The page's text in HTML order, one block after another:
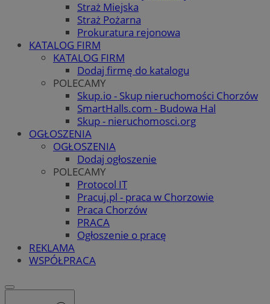
Straż Miejska
Straż Pożarna
Prokuratura rejonowa
KATALOG FIRM
KATALOG FIRM
Dodaj firmę do katalogu
POLECAMY
Skup.io - Skup nieruchomości Chorzów
SmartHalls.com - Budowa Hal
Skup - nieruchomosci.org
OGŁOSZENIA
OGŁOSZENIA
Dodaj ogłoszenie
POLECAMY
Protocol IT
Pracuj.pl - praca w Chorzowie
Praca Chorzów
PRACA
Ogłoszenie o pracę
REKLAMA
WSPÓŁPRACA